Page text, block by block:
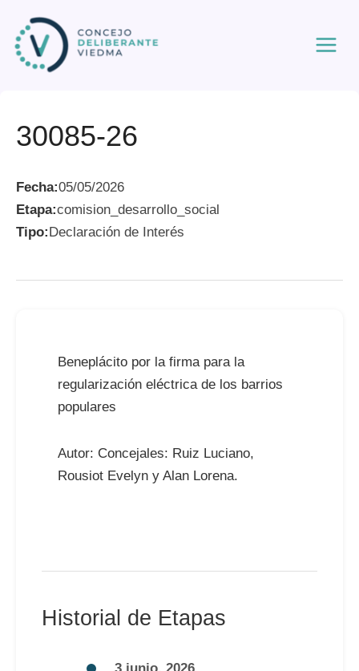
contenido
30085-26
Fecha:05/05/2026
Etapa:comision_desarrollo_social
Tipo:Declaración de Interés
Beneplácito por la firma para la
regularización eléctrica de los barrios
populares
Autor: Concejales: Ruiz Luciano,
Rousiot Evelyn y Alan Lorena.
Historial de Etapas